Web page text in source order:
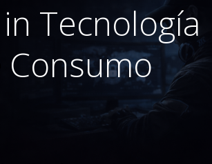
Tecnología
Consumo